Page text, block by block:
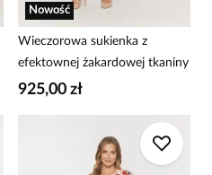
Nowość
Wieczorowa sukienka z
efektownej żakardowej tkaniny
925,00 zł